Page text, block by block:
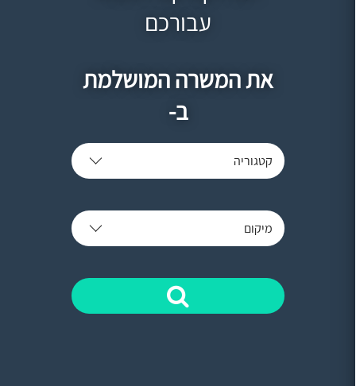
עבורכם
את המשרה המושלמת
ב-
קטגוריה
מיקום